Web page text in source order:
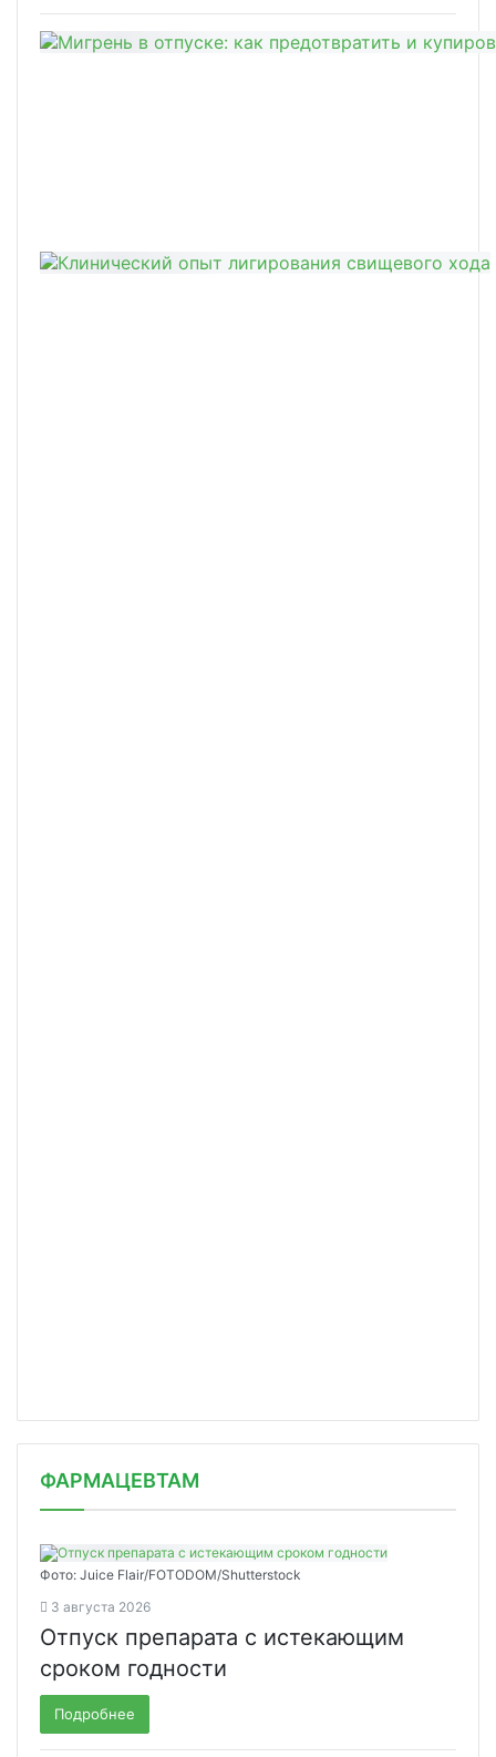
ФАРМАЦЕВТАМ
Фото: Juice Flair/FOTODOM/Shutterstoсk
3 августа 2026
Отпуск препарата с истекающим
сроком годности
Подробнее